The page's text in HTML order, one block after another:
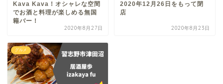
Kava Kava！オシャレな空間
でお酒と料理が楽しめる無国
籍バー！
2020年8月27日
2020年12月26日をもって閉
店
2020年8月23日
グルメ